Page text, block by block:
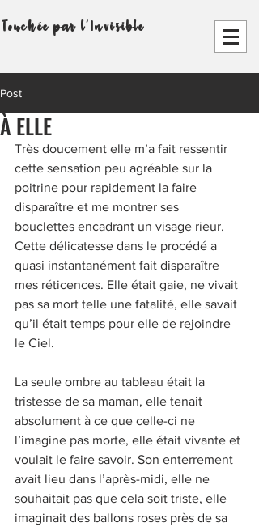
Touchée par l'Invisible
Post
À ELLE
Très doucement elle m’a fait ressentir
cette sensation peu agréable sur la
poitrine pour rapidement la faire
disparaître et me montrer ses
bouclettes encadrant un visage rieur.
Cette délicatesse dans le procédé a
quasi instantanément fait disparaître
mes réticences. Elle était gaie, ne vivait
pas sa mort telle une fatalité, elle savait
qu’il était temps pour elle de rejoindre
le Ciel.
La seule ombre au tableau était la
tristesse de sa maman, elle tenait
absolument à ce que celle-ci ne
l’imagine pas morte, elle était vivante et
voulait le faire savoir. Son enterrement
avait lieu dans l’après-midi, elle ne
souhaitait pas que cela soit triste, elle
imaginait des ballons roses près de sa